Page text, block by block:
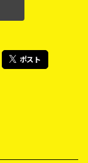
ポスト